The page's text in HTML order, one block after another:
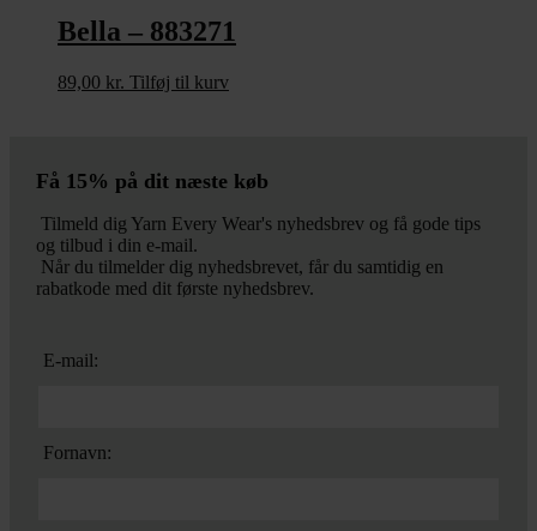
Bella – 883271
89,00 kr. Tilføj til kurv
Få 15% på dit næste køb
Tilmeld dig Yarn Every Wear's nyhedsbrev og få gode tips
og tilbud i din e-mail.
Når du tilmelder dig nyhedsbrevet, får du samtidig en
rabatkode med dit første nyhedsbrev.
E-mail:
Fornavn: